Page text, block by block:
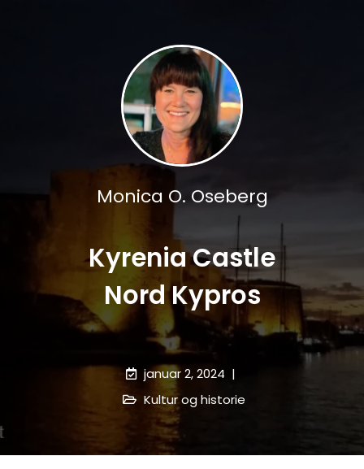
Monica O. Oseberg
Kyrenia Castle
Nord Kypros
januar 2, 2024
Kultur og historie